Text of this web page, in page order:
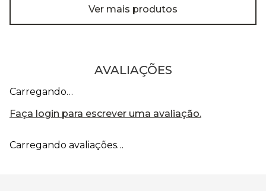
Ver mais produtos
AVALIAÇÕES
Carregando…
Faça login para escrever uma avaliação.
Carregando avaliações…